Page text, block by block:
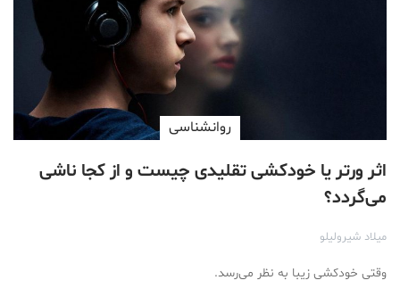
روانشناسی
اثر ورتر یا خودکشی تقلیدی چیست و از کجا ناشی
می‌گردد؟
میلاد شیرولیلو
وقتی خودکشی زیبا به نظر می‌رسد.